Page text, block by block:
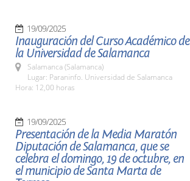
19/09/2025
Inauguración del Curso Académico de
la Universidad de Salamanca
Salamanca (Salamanca)
Lugar: Paraninfo. Universidad de Salamanca
Hora: 12,00 horas
19/09/2025
Presentación de la Media Maratón
Diputación de Salamanca, que se
celebra el domingo, 19 de octubre, en
el municipio de Santa Marta de